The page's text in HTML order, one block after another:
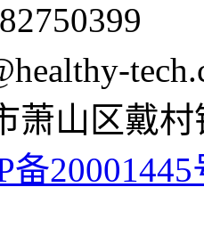
萧山区戴
备20001445